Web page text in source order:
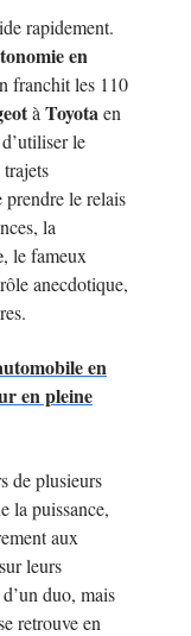
rapidement.
en
franchit les 110
à Toyota en
le
prendre le relais
la
, le fameux
anecdotique,
en
en pleine
de plusieurs
la puissance,
aux
leurs
duo, mais
retrouve en